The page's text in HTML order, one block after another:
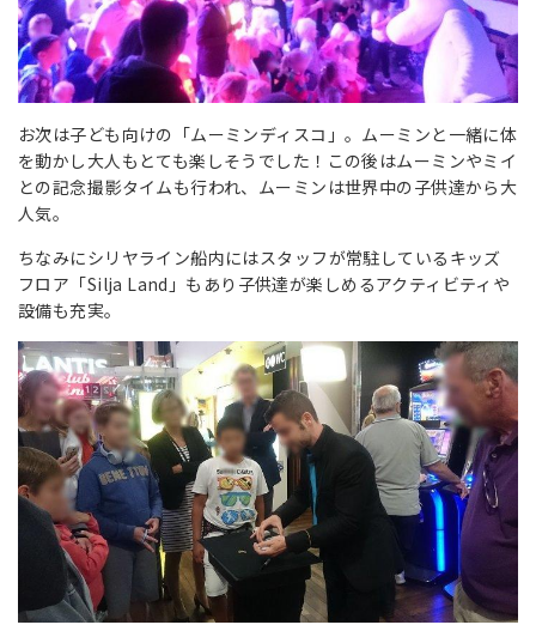
お次は子ども向けの「ムーミンディスコ」。ムーミンと一緒に体
を動かし大人もとても楽しそうでした！この後はムーミンやミイ
との記念撮影タイムも行われ、ムーミンは世界中の子供達から大
人気。
ちなみにシリヤライン船内にはスタッフが常駐しているキッズ
フロア「Silja Land」もあり子供達が楽しめるアクティビティや
設備も充実。